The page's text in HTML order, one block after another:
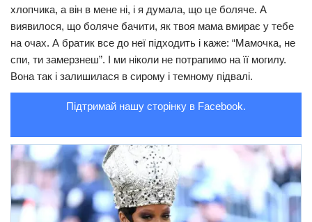
Суспільство
Шоу-біз
хлопчика, а він в мене ні, і я думала, що це боляче. А
виявилося, що боляче бачити, як твоя мама вмирає у тебе
на очах. А братик все до неї підходить і каже: “Мамочка, не
спи, ти замерзнеш”. І ми ніколи не потрапимо на її могилу.
Вона так і залишилася в сирому і темному підвалі.
Підтримай нашу сторінку в Facebook.